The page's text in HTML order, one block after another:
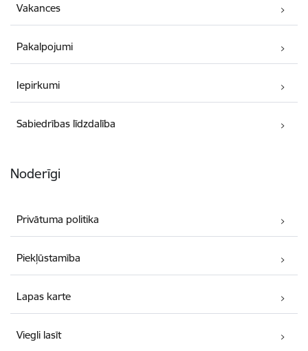
Vakances
Pakalpojumi
Iepirkumi
Sabiedrības līdzdalība
Noderīgi
Privātuma politika
Piekļūstamība
Lapas karte
Viegli lasīt